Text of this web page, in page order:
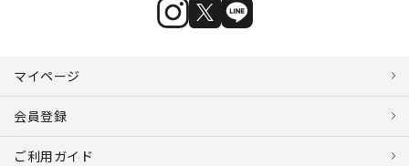
マイページ
会員登録
ご利用ガイド